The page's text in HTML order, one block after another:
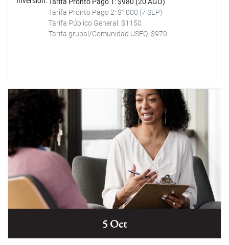
Tarifa Pronto Pago 2: $1000 (7 SEP)
Tarifa Público General: $1150
Tarifa grupal/Comunidad USFQ: $970
5 Oct